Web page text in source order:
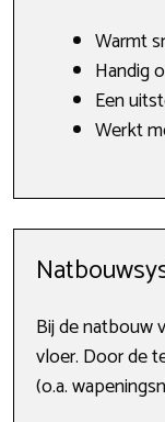
Warmt
Handig
Een
Werkt
Bij de natbouw
vloer. Door de
(o.a.